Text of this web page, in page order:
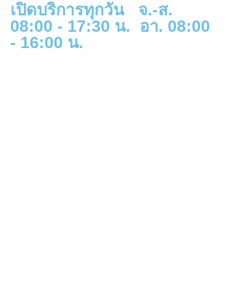
เปิดบริการทุกวัน จ.-ส.
08:00 - 17:30 น. อา. 08:00
- 16:00 น.